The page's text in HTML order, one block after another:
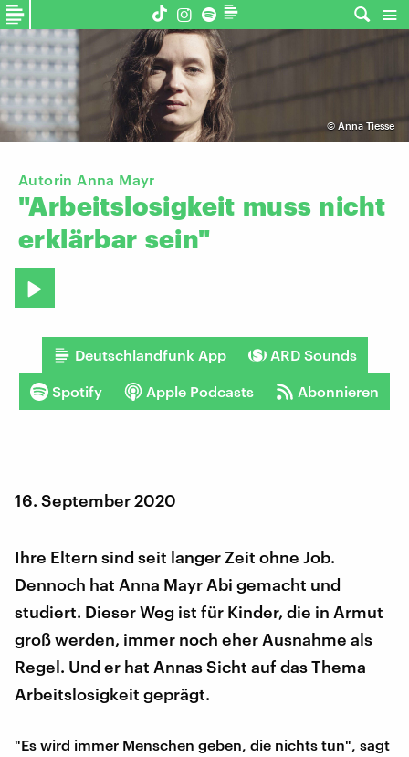
© Anna Tiesse
Autorin Anna Mayr
"Arbeitslosigkeit muss nicht
erklärbar sein"
Deutschlandfunk App ARD Sounds
Spotify Apple Podcasts Abonnieren
16. September 2020
Ihre Eltern sind seit langer Zeit ohne Job.
Dennoch hat Anna Mayr Abi gemacht und
studiert. Dieser Weg ist für Kinder, die in Armut
groß werden, immer noch eher Ausnahme als
Regel. Und er hat Annas Sicht auf das Thema
Arbeitslosigkeit geprägt.
"Es wird immer Menschen geben, die nichts tun", sagt